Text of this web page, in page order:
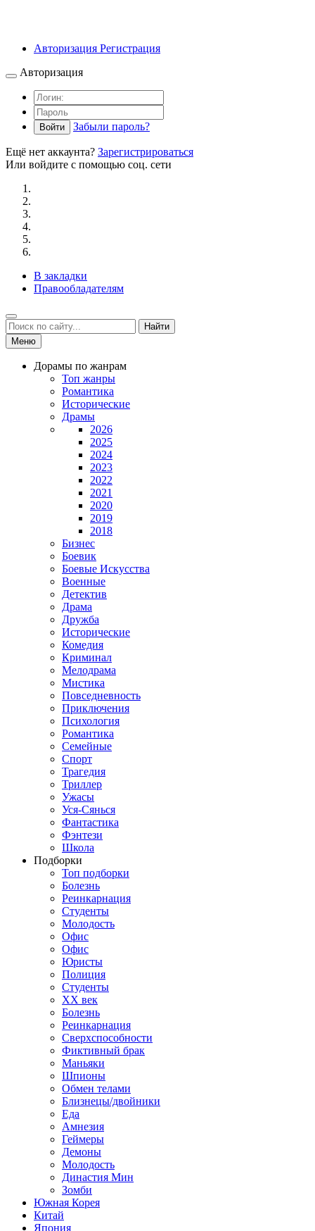
Авторизация Регистрация
Авторизация
Войти Забыли пароль?
Ещё нет аккаунта? Зарегистрироваться
Или войдите с помощью соц. сети
В закладки
Правообладателям
Найти
Меню
Дорамы по жанрам
Топ жанры
Романтика
Исторические
Драмы
2026
2025
2024
2023
2022
2021
2020
2019
2018
Бизнес
Боевик
Боевые Искусства
Военные
Детектив
Драма
Дружба
Исторические
Комедия
Криминал
Мелодрама
Мистика
Повседневность
Приключения
Психология
Романтика
Семейные
Спорт
Трагедия
Триллер
Ужасы
Уся-Сянься
Фантастика
Фэнтези
Школа
Подборки
Топ подборки
Болезнь
Реинкарнация
Студенты
Молодость
Офис
Офис
Юристы
Полиция
Студенты
ХХ век
Болезнь
Реинкарнация
Сверхспособности
Фиктивный брак
Маньяки
Шпионы
Обмен телами
Близнецы/двойники
Еда
Амнезия
Геймеры
Демоны
Молодость
Династия Мин
Зомби
Южная Корея
Китай
Япония